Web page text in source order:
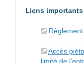
Liens importants
Accès
limité de